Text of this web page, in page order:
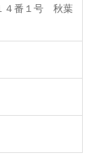
４番１号 秋葉